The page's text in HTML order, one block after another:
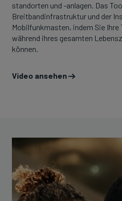
standorten und -anlagen. Das
Breitbandinfrastruktur und der
Mobilfunkmasten, indem Sie Ihre
während ihres gesamten
können.
Video ansehen